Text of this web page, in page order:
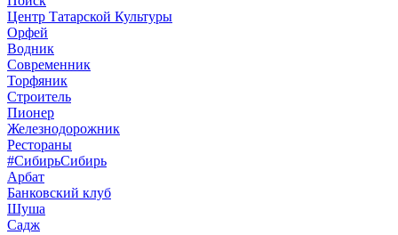
Центр Татарской Культуры
Орфей
Водник
Современник
Торфяник
Строитель
Пионер
Железнодорожник
Рестораны
#СибирьСибирь
Арбат
Банковский клуб
Шуша
Садж